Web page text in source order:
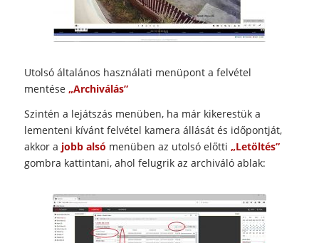
Utolsó általános használati menüpont a felvétel
mentése „Archiválás”
Szintén a lejátszás menüben, ha már kikerestük a
lementeni kívánt felvétel kamera állását és időpontját,
akkor a jobb alsó menüben az utolsó előtti „Letöltés”
gombra kattintani, ahol felugrik az archiváló ablak: